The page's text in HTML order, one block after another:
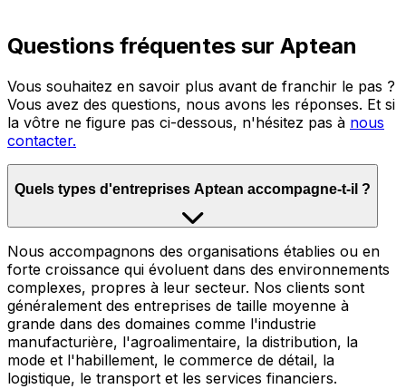
Questions fréquentes sur Aptean
Vous souhaitez en savoir plus avant de franchir le pas ?
Vous avez des questions, nous avons les réponses. Et si
la vôtre ne figure pas ci-dessous, n'hésitez pas à nous
contacter.
Quels types d'entreprises Aptean accompagne-t-il ?
Nous accompagnons des organisations établies ou en
forte croissance qui évoluent dans des environnements
complexes, propres à leur secteur. Nos clients sont
généralement des entreprises de taille moyenne à
grande dans des domaines comme l'industrie
manufacturière, l'agroalimentaire, la distribution, la
mode et l'habillement, le commerce de détail, la
logistique, le transport et les services financiers.